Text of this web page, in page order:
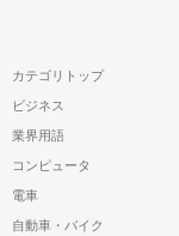
カテゴリトップ
ビジネス
業界用語
コンピュータ
電車
自動車・バイク